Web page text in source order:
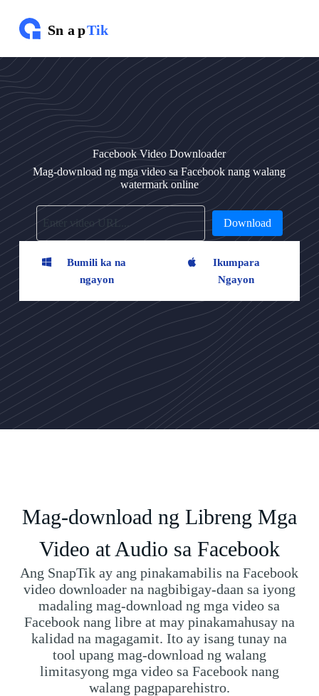
u
m
k
t
a
w
s
a
n
i
l
a
l
a
m
a
n
Facebook Video Downloader
Mag-download ng mga video sa Facebook nang walang
watermark online
Download
Bumili ka na
ngayon
Ikumpara
Ngayon
Mag-download ng Libreng Mga
Video at Audio sa Facebook
Ang SnapTik ay ang pinakamabilis na Facebook
video downloader na nagbibigay-daan sa iyong
madaling mag-download ng mga video sa
Facebook nang libre at may pinakamahusay na
kalidad na magagamit. Ito ay isang tunay na
tool upang mag-download ng walang
limitasyong mga video sa Facebook nang
walang pagpaparehistro.